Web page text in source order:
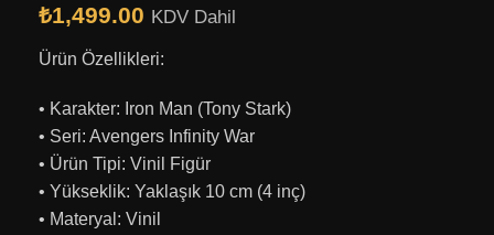
₺1,499.00 KDV Dahil
Ürün Özellikleri:
• Karakter: Iron Man (Tony Stark)
• Seri: Avengers Infinity War
• Ürün Tipi: Vinil Figür
• Yükseklik: Yaklaşık 10 cm (4 inç)
• Materyal: Vinil